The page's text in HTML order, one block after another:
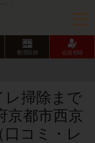
）」
整理収納 会員登録
レ掃除まで
京都市西京
コミ・レ